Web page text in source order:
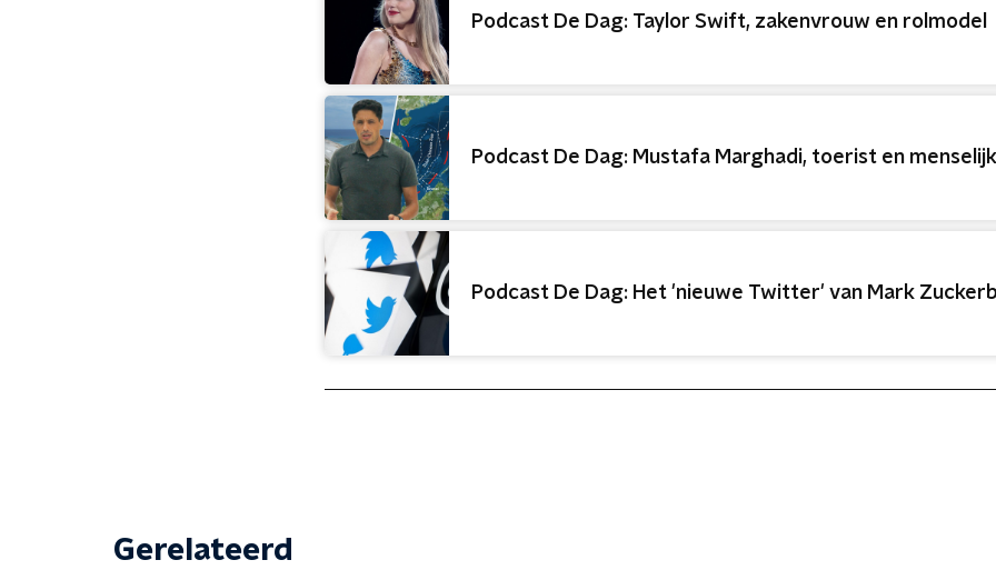
Podcast De Dag: Taylor Swift, zakenvrouw en rolmodel
Podcast De Dag: Mustafa Marghadi, toerist en
Podcast De Dag: Het 'nieuwe Twitter' van Mark
Gerelateerd